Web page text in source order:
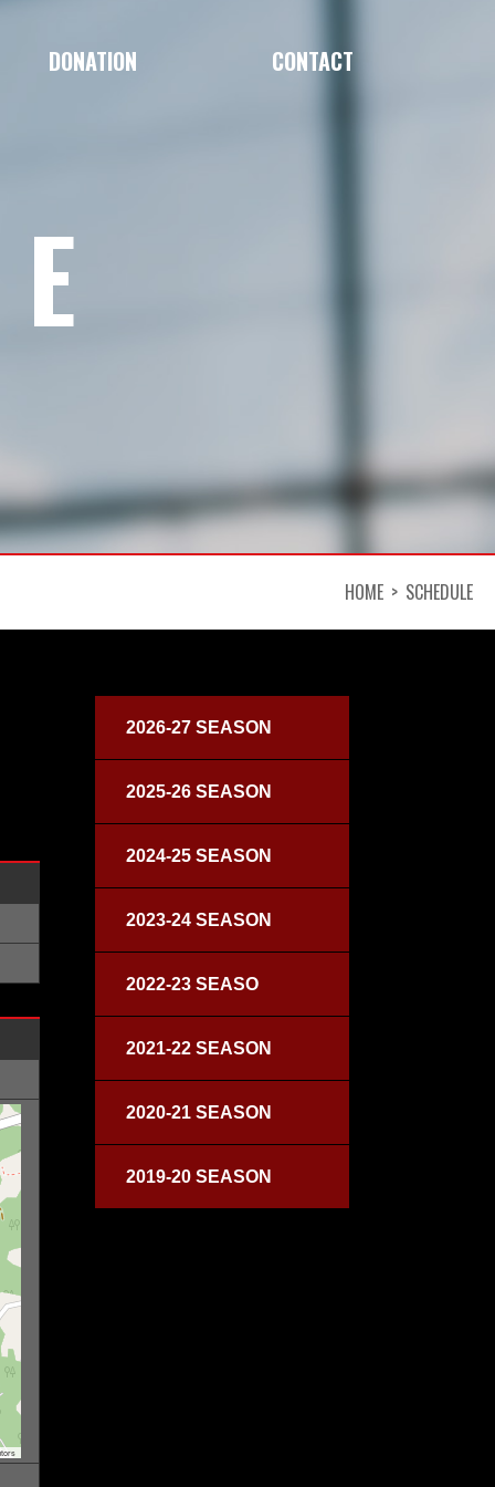
DONATION CONTACT
HOME SCHEDULE
2026-27 SEASON
2025-26 SEASON
2024-25 SEASON
2023-24 SEASON
2022-23 SEASO
2021-22 SEASON
2020-21 SEASON
2019-20 SEASON